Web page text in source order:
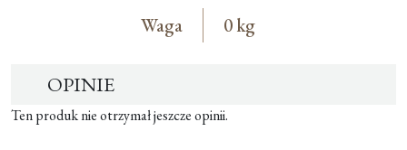
Waga 0 kg
OPINIE
Ten produk nie otrzymał jeszcze opinii.